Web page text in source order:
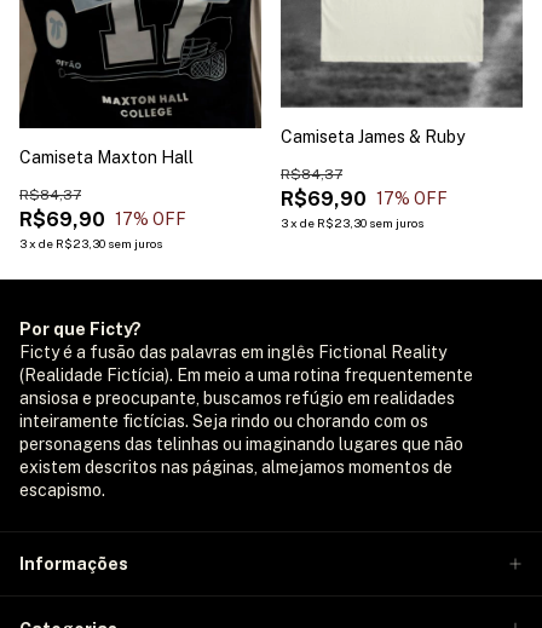
Camiseta Maxton Hall
R$69,90
R$84,37
17% OFF
3x de R$23,30 sem juros
Camiseta James & Ruby
R$69,90
R$84,37
17% OFF
3x de R$23,30 sem juros
Por que Ficty?
Ficty é a fusão das palavras em inglês Fictional Reality
(Realidade Fictícia). Em meio a uma rotina frequentemente
ansiosa e preocupante, buscamos refúgio em realidades
inteiramente fictícias. Seja rindo ou chorando com os
personagens das telinhas ou imaginando lugares que não
existem descritos nas páginas, almejamos momentos de
escapismo.
Informações